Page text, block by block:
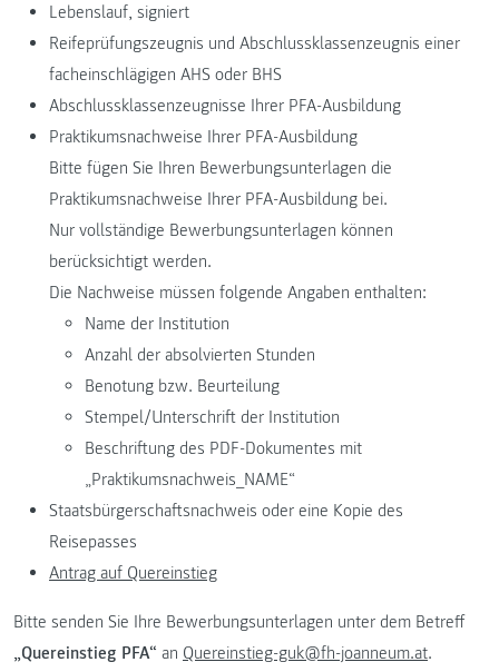
Lebenslauf, signiert
Reifeprüfungszeugnis und Abschlussklassenzeugnis einer
facheinschlägigen AHS oder BHS
Abschlussklassenzeugnisse Ihrer PFA-Ausbildung
Praktikumsnachweise Ihrer PFA-Ausbildung
Bitte fügen Sie Ihren Bewerbungsunterlagen die
Praktikumsnachweise Ihrer PFA-Ausbildung bei.
Nur vollständige Bewerbungsunterlagen können
berücksichtigt werden.
Die Nachweise müssen folgende Angaben enthalten:
Name der Institution
Anzahl der absolvierten Stunden
Benotung bzw. Beurteilung
Stempel/Unterschrift der Institution
Beschriftung des PDF-Dokumentes mit
„Praktikumsnachweis_NAME“
Staatsbürgerschaftsnachweis oder eine Kopie des
Reisepasses
Antrag auf Quereinstieg
Bitte senden Sie Ihre Bewerbungsunterlagen unter dem Betreff
„Quereinstieg PFA“ an Quereinstieg-guk@fh-joanneum.at.